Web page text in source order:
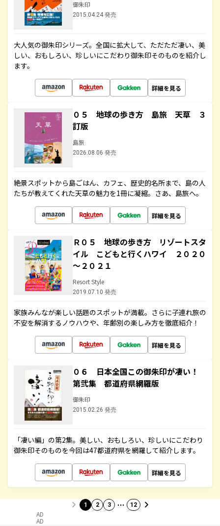
御朱印
2015.04.24 発売
大人気の御朱印シリーズ。全国に拡大して、ただただ凄い、美
しい、おもしろい、珍しいにこだわり御朱印そのものを紹介し
ます。
詳細を見る
０５ 地球の歩き方 島旅 天草 ３
訂版
島旅
2026.08.06 発売
絶景スポットから島ごはん、カフェ、歴史的名所まで、島の人
たちが教えてくれた天草の魅力を1冊に凝縮。さあ、島旅へ。
詳細を見る
Ｒ０５ 地球の歩き方 リゾートスタ
イル こどもと行くハワイ ２０２０
～２０２１
Resort Style
2019.07.10 発売
家族みんなが楽しい話題のスポットが満載。さらに子連れ旅の
不安を解消するノウハウや、年齢別の楽しみ方を徹底紹介！
詳細を見る
０６ 日本全国この御朱印が凄い！
第弐集 都道府県網羅版
御朱印
2015.02.26 発売
「凄い編」の第2集。美しい、おもしろい、珍しいにこだわり
御朱印そのものを今回は47都道府県を網羅して紹介します。
詳細を見る
1 2 3 … 12
AD
AD